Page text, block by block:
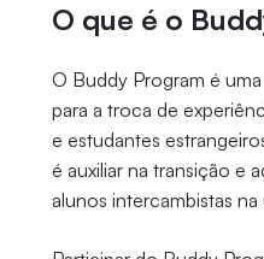
O que é o
O Buddy Program é
para a troca de
e estudantes
é auxiliar na transição e
alunos intercambistas na